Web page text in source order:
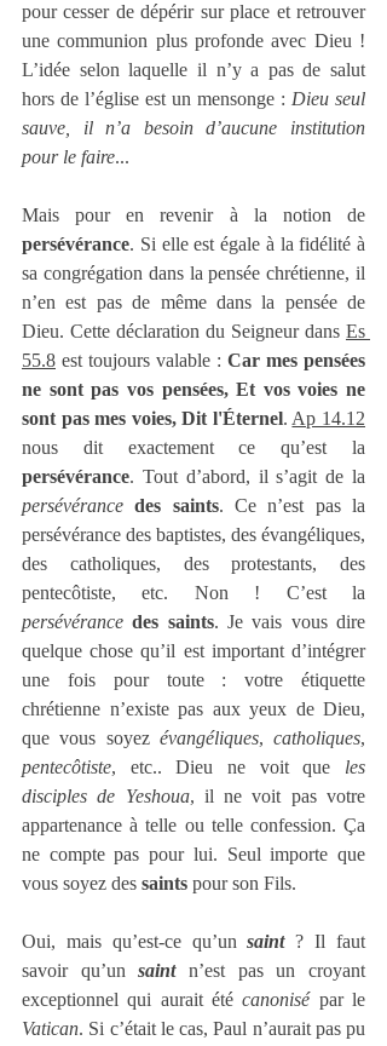
pour cesser de dépérir sur place et retrouver
une communion plus profonde avec Dieu !
L’idée selon laquelle il n’y a pas de salut
hors de l’église est un mensonge : Dieu seul
sauve, il n’a besoin d’aucune institution
pour le faire...
persévérance. Si elle est égale à la fidélité à
sa congrégation dans la pensée chrétienne, il
n’en est pas de même dans la pensée de
Dieu. Cette déclaration du Seigneur dans Es
55.8 est toujours valable : Car mes pensées
ne sont pas vos pensées, Et vos voies ne
sont pas mes voies, Dit l'Éternel. Ap 14.12
persévérance
persévérance des saints. Ce n’est pas la
persévérance des baptistes, des évangéliques,
des catholiques, des protestants, des
persévérance des saints. Je vais vous dire
quelque chose qu’il est important d’intégrer
une fois pour toute : votre étiquette
chrétienne n’existe pas aux yeux de Dieu,
que vous soyez évangéliques, catholiques
pentecôtiste, etc.. Dieu ne voit que les
disciples de Yeshoua, il ne voit pas votre
appartenance à telle ou telle confession. Ça
ne compte pas pour lui. Seul importe que
vous soyez des saints pour son Fils.
Oui, mais qu’est-ce qu’un saint ? Il faut
savoir qu’un saint n’est pas un croyant
exceptionnel qui aurait été canonisé
Vatican. Si c’était le cas, Paul n’aurait pas pu